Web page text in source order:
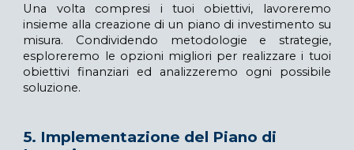
Una volta compresi i tuoi obiettivi, lavoreremo
insieme alla creazione di un piano di investimento su
misura. Condividendo metodologie e strategie,
esploreremo le opzioni migliori per realizzare i tuoi
obiettivi finanziari ed analizzeremo ogni possibile
soluzione.
5. Implementazione del Piano di